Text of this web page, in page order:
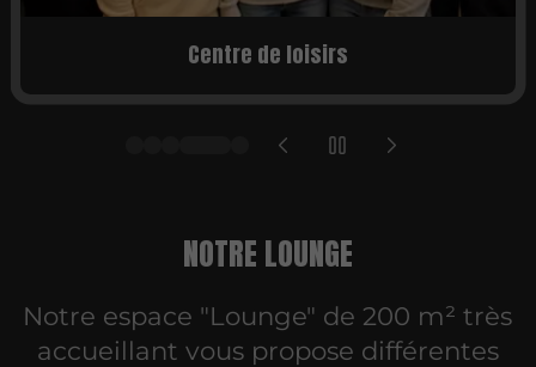
Team building / CE
NOTRE LOUNGE
Notre espace "Lounge" de 200 m² très
accueillant vous propose différentes